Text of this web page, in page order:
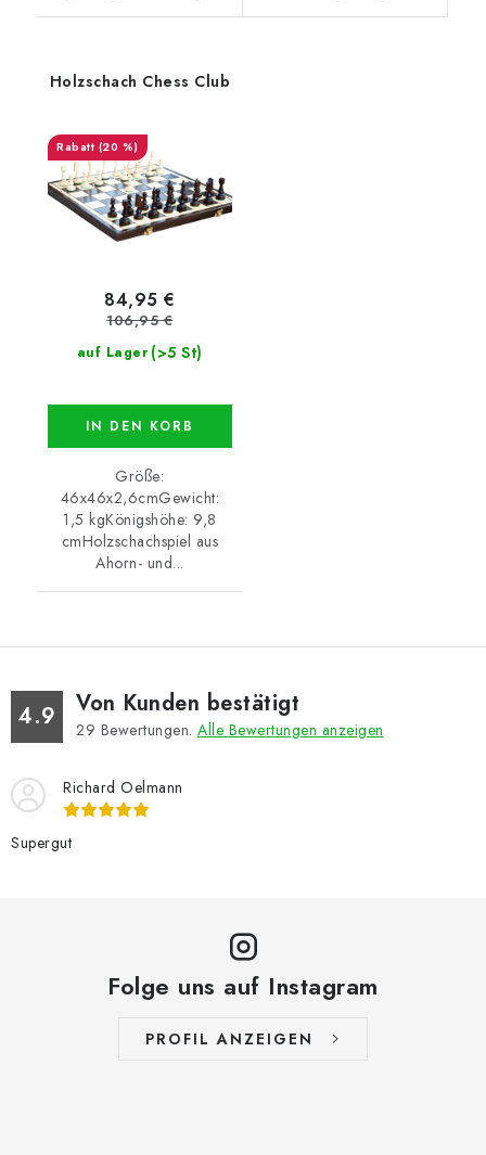
Holzschach Chess Club
(20 %)
auf Lager (>5 St)
84,95 €
106,95 €
IN DEN KORB
Größe:
46x46x2,6cmGewicht:
1,5 kgKönigshöhe: 9,8
cmHolzschachspiel aus
Ahorn- und...
4.9 Von Kunden bestätigt
29 Bewertungen. Alle Bewertungen anzeigen
Richard Oelmann
Supergut
Folge uns auf Instagram
PROFIL ANZEIGEN